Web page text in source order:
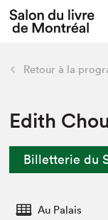
Préparer
Actualités
SLM PRO
retour
Préparer sa
Liens pratiques
Retour à la
Edith
Billetterie du
Au Palais